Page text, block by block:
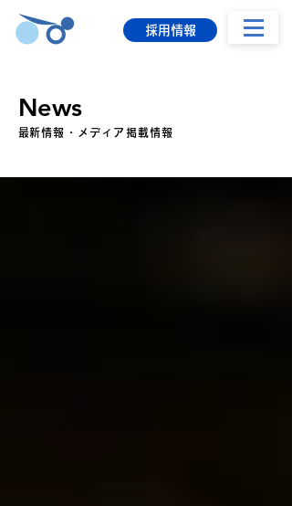
採用情報
News
​最新情報・メディア掲載情報